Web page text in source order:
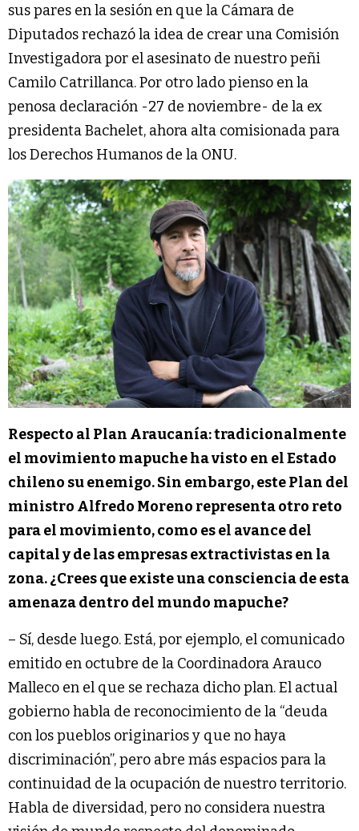
sus pares en la sesión en que la Cámara de
Diputados rechazó la idea de crear una Comisión
Investigadora por el asesinato de nuestro peñi
Camilo Catrillanca. Por otro lado pienso en la
penosa declaración -27 de noviembre- de la ex
presidenta Bachelet, ahora alta comisionada para
los Derechos Humanos de la ONU.
Respecto al Plan Araucanía: tradicionalmente
el movimiento mapuche ha visto en el Estado
chileno su enemigo. Sin embargo, este Plan del
ministro Alfredo Moreno representa otro reto
para el movimiento, como es el avance del
capital y de las empresas extractivistas en la
zona. ¿Crees que existe una consciencia de esta
amenaza dentro del mundo mapuche?
– Sí, desde luego. Está, por ejemplo, el comunicado
emitido en octubre de la Coordinadora Arauco
Malleco en el que se rechaza dicho plan. El actual
gobierno habla de reconocimiento de la “deuda
con los pueblos originarios y que no haya
discriminación”, pero abre más espacios para la
continuidad de la ocupación de nuestro territorio.
Habla de diversidad, pero no considera nuestra